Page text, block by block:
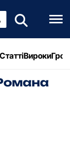
СтаттіВироки